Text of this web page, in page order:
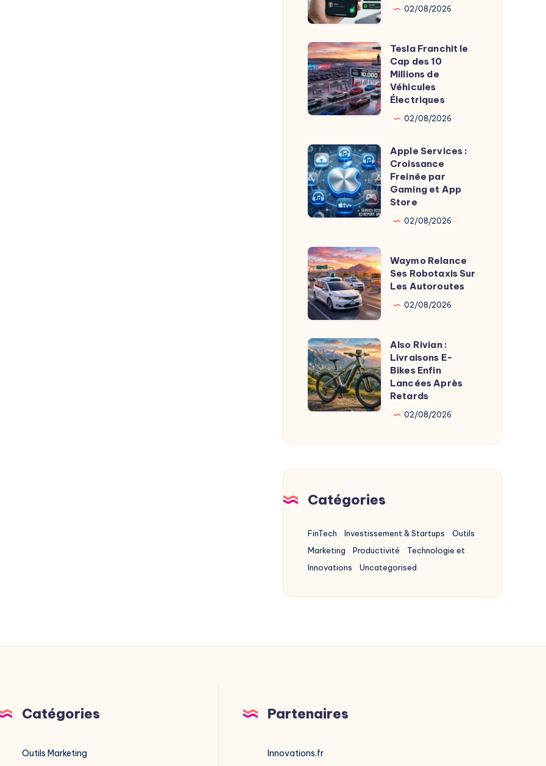
Messages
Entreprises
02/08/2026
Tesla
Franchit
le
Cap
des
Millions
de
Véhicules
Électriques
Tesla Franchit le
Cap des 10
Millions de
Véhicules
Électriques
02/08/2026
Apple
Services
:
Croissance
Freinée
Gaming
et
App
Store
Apple Services :
Croissance
Freinée par
Gaming et App
Store
02/08/2026
Waymo
Relance
Ses
Robotaxis
Sur
Les
Autoroutes
Waymo Relance
Ses Robotaxis Sur
Les Autoroutes
02/08/2026
Also
Rivian
:
Livraisons
E-
Lancées
Retards
Also Rivian :
Livraisons E-
Bikes Enfin
Lancées Après
Retards
02/08/2026
Catégories
FinTech Investissement & Startups
Outils
Marketing
Productivité
Technologie et
Innovations
Uncategorised
Catégories
Outils Marketing
Partenaires
Innovations.fr